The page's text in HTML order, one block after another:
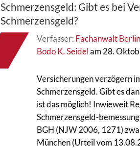
Schmerzensgeld: Gibt es bei
Schmerzensgeld?
Verfasser: Fachanwalt
Bodo K. Seidelam 28.
Versicherungen verzögern
Schmerzensgeld. Gibt es
ist das möglich! Inwieweit
Schmerzensgeld-
BGH (NJW 2006, 1271)
München (Urteil vom